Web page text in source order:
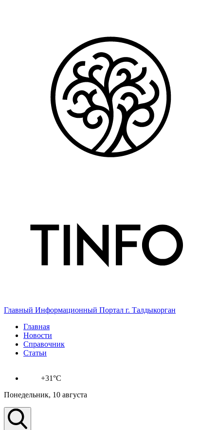
Главный Информационный Портал г. Талдыкорган
Главная
Новости
Справочник
Статьи
+31°C
Понедельник, 10 августа